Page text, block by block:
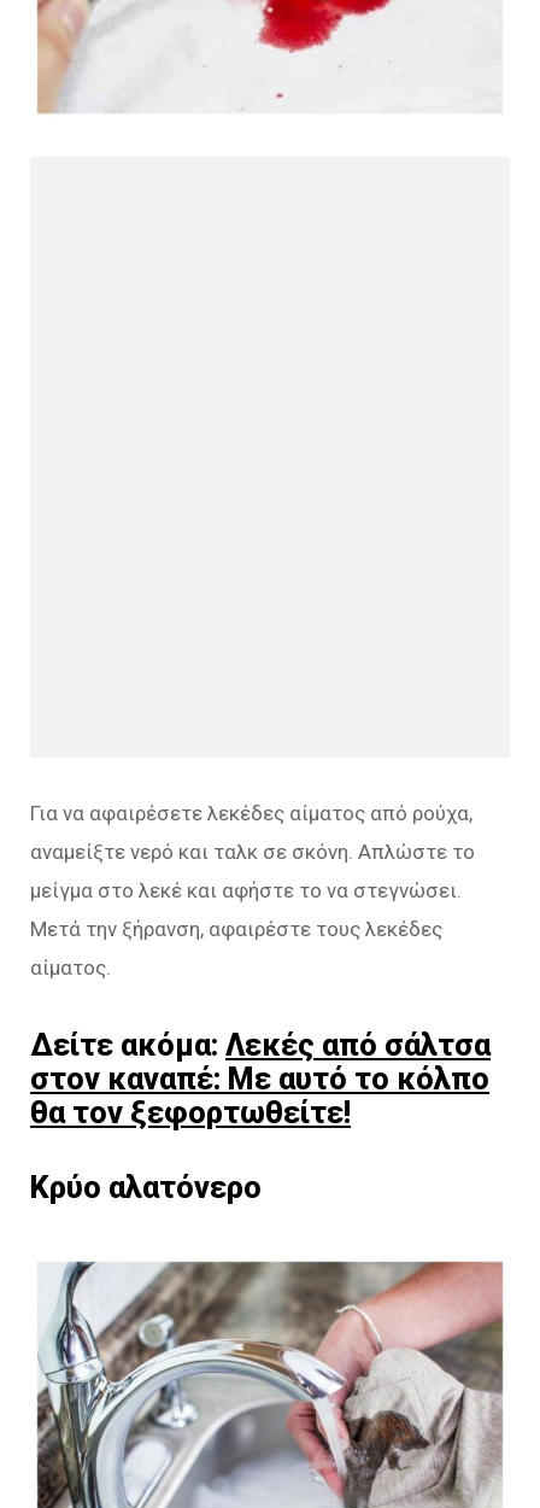
Για να αφαιρέσετε λεκέδες αίματος από ρούχα,
αναμείξτε νερό και ταλκ σε σκόνη. Απλώστε το
μείγμα στο λεκέ και αφήστε το να στεγνώσει.
Μετά την ξήρανση, αφαιρέστε τους λεκέδες
αίματος.
Δείτε ακόμα: Λεκές από σάλτσα
στον καναπέ: Με αυτό το κόλπο
θα τον ξεφορτωθείτε!
Κρύο αλατόνερο